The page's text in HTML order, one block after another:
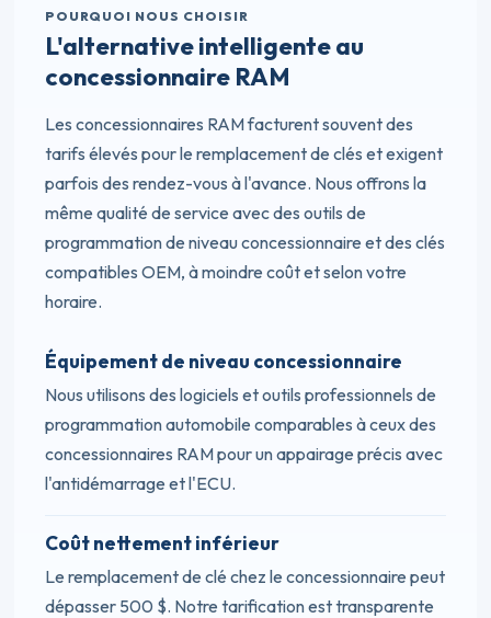
POURQUOI NOUS CHOISIR
L'alternative intelligente au
concessionnaire RAM
Les concessionnaires RAM facturent souvent des
tarifs élevés pour le remplacement de clés et exigent
parfois des rendez-vous à l'avance. Nous offrons la
même qualité de service avec des outils de
programmation de niveau concessionnaire et des clés
compatibles OEM, à moindre coût et selon votre
horaire.
Équipement de niveau concessionnaire
Nous utilisons des logiciels et outils professionnels de
programmation automobile comparables à ceux des
concessionnaires RAM pour un appairage précis avec
l'antidémarrage et l'ECU.
Coût nettement inférieur
Le remplacement de clé chez le concessionnaire peut
dépasser 500 $. Notre tarification est transparente